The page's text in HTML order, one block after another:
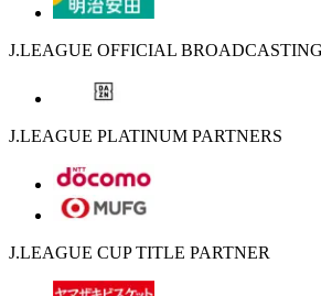
J.LEAGUE OFFICIAL
J.LEAGUE PLATINUM PARTNERS
J.LEAGUE CUP TITLE PARTNER